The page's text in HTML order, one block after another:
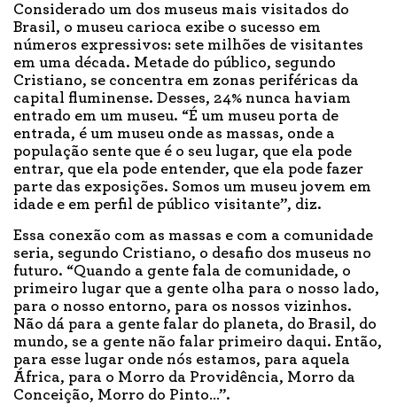
Considerado um dos museus mais visitados do
Brasil, o museu carioca exibe o sucesso em
números expressivos: sete milhões de visitantes
em uma década. Metade do público, segundo
Cristiano, se concentra em zonas periféricas da
capital fluminense. Desses, 24% nunca haviam
entrado em um museu. “É um museu porta de
entrada, é um museu onde as massas, onde a
população sente que é o seu lugar, que ela pode
entrar, que ela pode entender, que ela pode fazer
parte das exposições. Somos um museu jovem em
idade e em perfil de público visitante”, diz.
Essa conexão com as massas e com a comunidade
seria, segundo Cristiano, o desafio dos museus no
futuro. “Quando a gente fala de comunidade, o
primeiro lugar que a gente olha para o nosso lado,
para o nosso entorno, para os nossos vizinhos.
Não dá para a gente falar do planeta, do Brasil, do
mundo, se a gente não falar primeiro daqui. Então,
para esse lugar onde nós estamos, para aquela
África, para o Morro da Providência, Morro da
Conceição, Morro do Pinto…”.